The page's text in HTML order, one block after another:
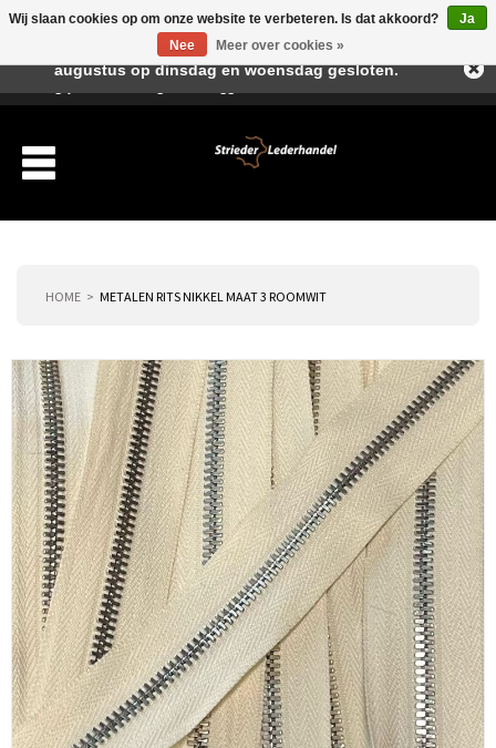
Producten
Over ons
Verzending
Aanbiedingen
Merken
HOME METALEN RITS NIKKEL MAAT 3 ROOMWIT
Wij slaan cookies op om onze website te verbeteren. Is dat akkoord?
Ja
Nee
Meer over cookies »
Beste klant, I.v.m. de vakantieperiode zijn wij in juli en
augustus op dinsdag en woensdag gesloten.